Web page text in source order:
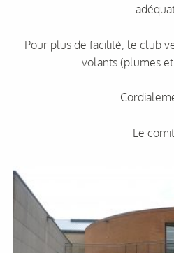
Pour plus de facilité, le club
volants (plumes et
Le